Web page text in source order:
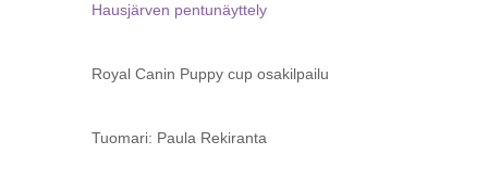
Hausjärven pentunäyttely
Royal Canin Puppy cup osakilpailu
Tuomari: Paula Rekiranta